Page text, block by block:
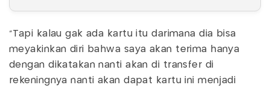
"Tapi kalau gak ada kartu itu darimana dia bisa
meyakinkan diri bahwa saya akan terima hanya
dengan dikatakan nanti akan di transfer di
rekeningnya nanti akan dapat kartu ini menjadi